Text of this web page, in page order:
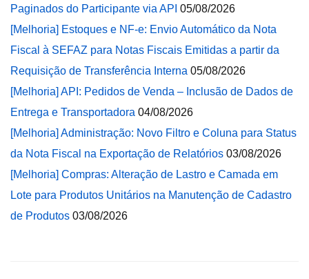
Paginados do Participante via API 05/08/2026
[Melhoria] Estoques e NF-e: Envio Automático da Nota
Fiscal à SEFAZ para Notas Fiscais Emitidas a partir da
Requisição de Transferência Interna 05/08/2026
[Melhoria] API: Pedidos de Venda – Inclusão de Dados de
Entrega e Transportadora 04/08/2026
[Melhoria] Administração: Novo Filtro e Coluna para Status
da Nota Fiscal na Exportação de Relatórios 03/08/2026
[Melhoria] Compras: Alteração de Lastro e Camada em
Lote para Produtos Unitários na Manutenção de Cadastro
de Produtos 03/08/2026